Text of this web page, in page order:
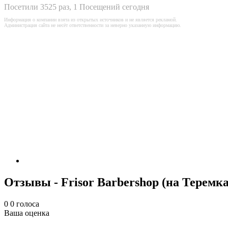
Посетили 3525 раз, 1 Посещений сегодня
Информация о компании взята из открытых источников и не является рекламой.
Администрация сайта не несёт ответственности за неверно указанную информацию.
Отзывы - Frisor Barbershop (на
0 0 голоса
Ваша оценка